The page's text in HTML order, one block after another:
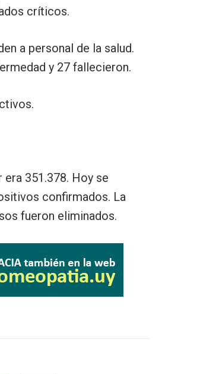
críticos.
a personal de la salud.
y 27 fallecieron.
351.378. Hoy se
confirmados. La
fueron eliminados.